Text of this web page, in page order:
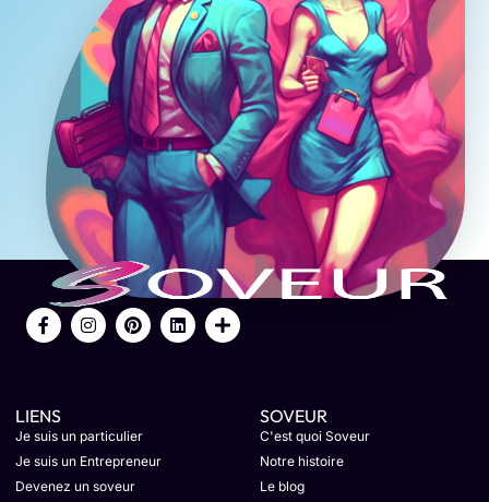
LIENS
Je suis un particulier
Je suis un Entrepreneur
Devenez un soveur
SOVEUR
C'est quoi Soveur
Notre histoire
Le blog